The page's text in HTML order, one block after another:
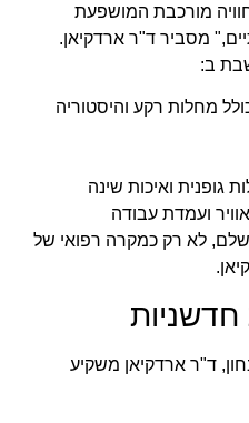
מורכבת המושפעת
מסביר ד"ר ארדקיאן.
ב:
מחלות רקע והיסטוריה
גופנית ואיכות שינה
ועמדת עבודה
לא רק כמקרה רפואי של
.
חדשניות
ד"ר ארדקיאן משקיע